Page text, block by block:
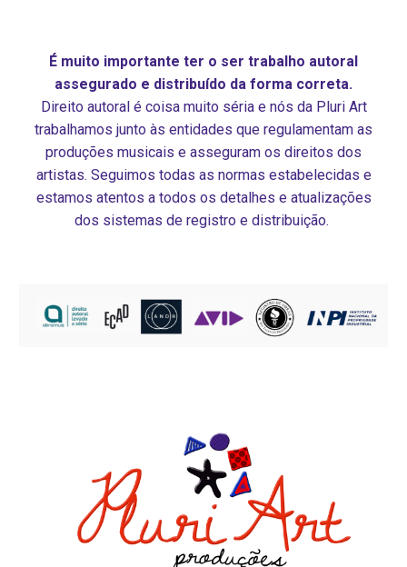
É muito importante ter o ser trabalho autoral
assegurado e distribuído da forma correta.
Direito autoral é coisa muito séria e nós da Pluri Art
trabalhamos junto às entidades que regulamentam as
produções musicais e asseguram os direitos dos
artistas. Seguimos todas as normas estabelecidas e
estamos atentos a todos os detalhes e atualizações
dos sistemas de registro e distribuição.